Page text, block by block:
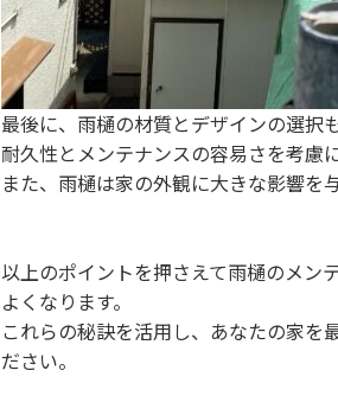
最後に、雨樋の材質とデザインの選択
耐久性とメンテナンスの容易さを考慮
また、雨樋は家の外観に大きな影響を
以上のポイントを押さえて雨樋のメン
よくなります。
これらの秘訣を活用し、あなたの家を
ださい。